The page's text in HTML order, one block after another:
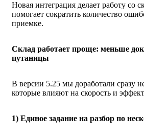
Новая интеграция делает работу со
помогает сократить количество
приемке.
Склад работает проще: меньше
путаницы
В версии 5.25 мы доработали сразу
которые влияют на скорость и
1) Единое задание на разбор по